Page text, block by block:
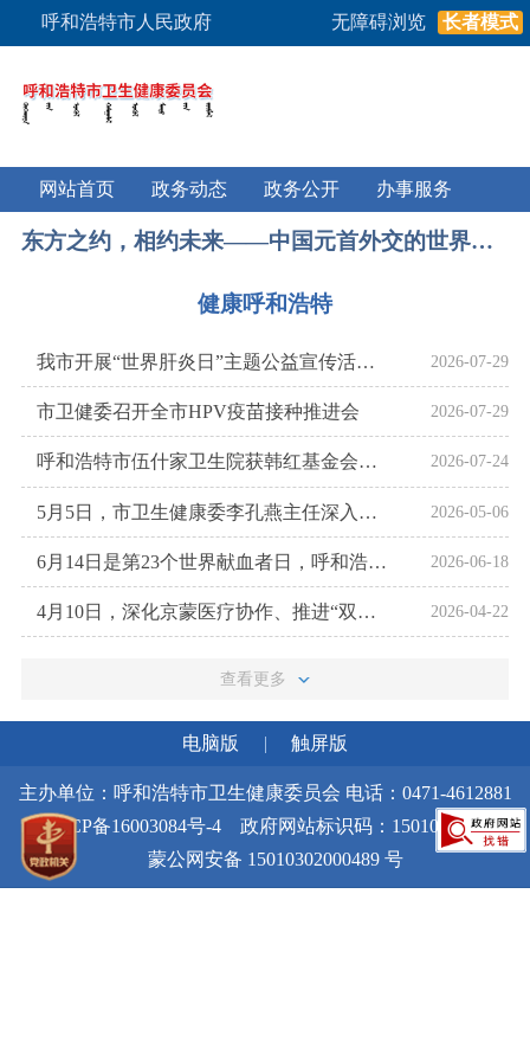
呼和浩特市人民政府 无障碍浏览 长者模式
网站首页 政务动态 政务公开 办事服务
东方之约，相约未来——中国元首外交的世界情怀与大国气派
健康呼和浩特
我市开展“世界肝炎日”主题公益宣传活动筑牢全民肝病防治康管防线 2026-07-29
市卫健委召开全市HPV疫苗接种推进会 2026-07-29
呼和浩特市伍什家卫生院获韩红基金会捐赠 2026-07-24
5月5日，市卫生健康委李孔燕主任深入新城区基层医疗机构，实地调研家庭医生签约个性化服务、慢病健康管理、严重精神障碍社区关爱帮扶等重点工作，听取一线意见建议，共谋基层卫生服务提质举措 2026-05-06
6月14日是第23个世界献血者日，呼和浩特市卫生健康委员会联合内蒙古大学、内蒙古自治区血液中心，分别在内蒙古大学南校区、北校区同步开展健康校园行暨世界献血者日专题宣传活动 2026-06-18
4月10日，深化京蒙医疗协作、推进“双首”健康行动座谈会在呼和浩特市召开。 2026-04-22
查看更多
电脑版 | 触屏版
主办单位：呼和浩特市卫生健康委员会 电话：0471-4612881
蒙ICP备16003084号-4 政府网站标识码：1501000011
蒙公网安备 15010302000489 号